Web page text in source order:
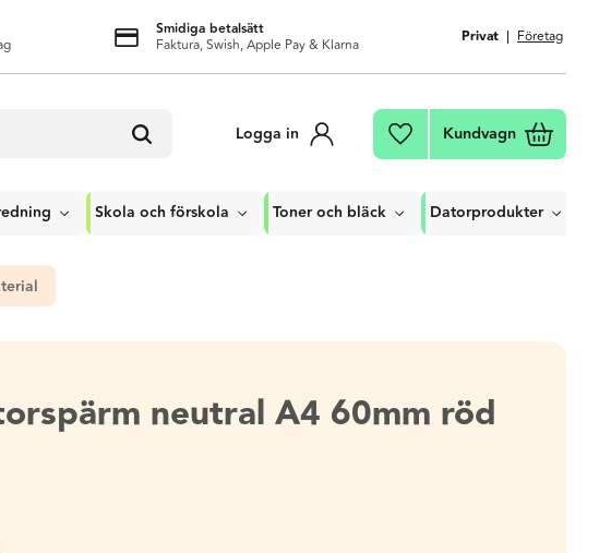
Smidiga betalsätt
Faktura, Swish, Apple Pay & Klarna Privat Företag
Logga in Favoriter
Kundvagn
Skola och förskola Toner och bläck Datorprodukter
neutral A4 60mm röd